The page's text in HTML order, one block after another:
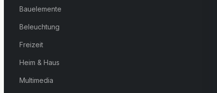
Bauelemente
Beleuchtung
Freizeit
Heim & Haus
Multimedia